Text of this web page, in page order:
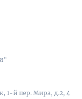
1-й пер. Мира, д.2, 4